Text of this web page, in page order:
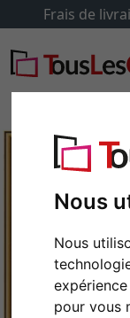
Nous
Nous
pour vous
Frais de